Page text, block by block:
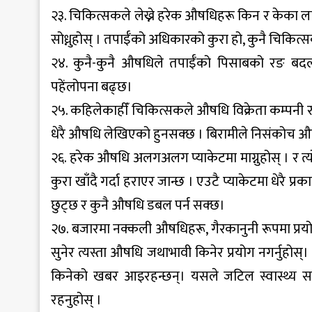
२३. चिकित्सकले लेख्ने हरेक औषधिहरू किन र केका
सोध्नुहोस् । तपाईँको अधिकारको कुरा हो, कुनै
२४. कुनै-कुनै औषधिले तपाईँको पिसाबको रङ
पहेंलोपना बढ्छ।
२५. कहिलेकाहीँ चिकित्सकले औषधि विक्रेता कम्पनी
धेरै औषधि लेखिएको हुनसक्छ । बिरामीले निसंकोच
२६. हरेक औषधि अलगअलग प्याकेटमा माग्नुहोस् । र
कुरा खाँदै गर्दा हराएर जान्छ । एउटै प्याकेटमा धेरै
छुट्छ र कुनै औषधि डबल पर्न सक्छ।
२७. बजारमा नक्कली औषधिहरू, गैरकानुनी रूपमा
सुनेर त्यस्ता औषधि जथाभावी किनेर प्रयोग
किनेको खबर आइरहन्छन्। यसले जटिल स्वास्थ्य
रहनुहोस् ।